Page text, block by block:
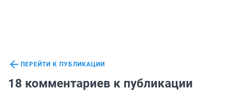
ПЕРЕЙТИ К ПУБЛИКАЦИИ
18 комментариев к публикации